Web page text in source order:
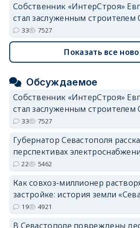
Собственник «ИнтерСтроя»
стал заслуженным строителем
33 7527
Показать все
Обсуждаемое
Собственник «ИнтерСтроя»
стал заслуженным строителем
33 7527
Губернатор Севастополя
перспективах
22 5462
Как совхоз-миллионер
застройке: история земли
19 4921
В Севастополе повреждены